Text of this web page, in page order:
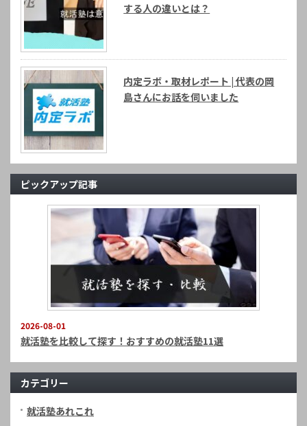
する人の違いとは？
内定ラボ・取材レポート | 代表の岡
島さんにお話を伺いました
ピックアップ記事
2026-08-01
就活塾を比較して探す！おすすめの就活塾11選
カテゴリー
就活塾あれこれ